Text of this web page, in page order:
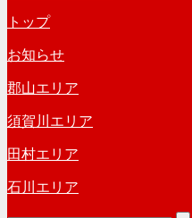
ー
カ
イ
ブ
トップ
お知らせ
郡山エリア
須賀川エリア
田村エリア
石川エリア